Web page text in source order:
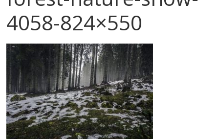
4058-824×550